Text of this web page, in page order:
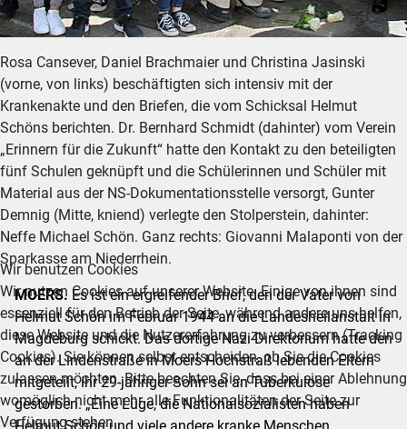
Rosa Cansever, Daniel Brachmaier und Christina Jasinski
(vorne, von links) beschäftigten sich intensiv mit der
Krankenakte und den Briefen, die vom Schicksal Helmut
Schöns berichten. Dr. Bernhard Schmidt (dahinter) vom Verein
„Erinnern für die Zukunft“ hatte den Kontakt zu den beteiligten
fünf Schulen geknüpft und die Schülerinnen und Schüler mit
Material aus der NS-Dokumentationsstelle versorgt, Gunter
Demnig (Mitte, kniend) verlegte den Stolperstein, dahinter:
Neffe Michael Schön. Ganz rechts: Giovanni Malaponti von der
Sparkasse am Niederrhein.
MOERS. Es ist ein ergreifender Brief, den der Vater von
Helmut Schön im Februar 1944 an die Landesheilanstalt in
Magdeburg schickt. Das dortige Nazi-Direktorium hatte den
an der Lindenstraße in Moers-Hochstraß lebenden Eltern
mitgeteilt, ihr 29-jähriger Sohn sei an Tuberkulose
gestorben. „Eine Lüge, die Nationalsozialisten haben
Helmut Schön und viele andere kranke Menschen
Wir benutzen Cookies
Wir nutzen Cookies auf unserer Website. Einige von ihnen sind
essenziell für den Betrieb der Seite, während andere uns helfen,
diese Website und die Nutzererfahrung zu verbessern (Tracking
Cookies). Sie können selbst entscheiden, ob Sie die Cookies
zulassen möchten. Bitte beachten Sie, dass bei einer Ablehnung
womöglich nicht mehr alle Funktionalitäten der Seite zur
Verfügung stehen.